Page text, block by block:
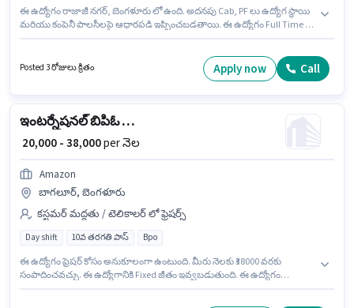
ఈ ఉద్యోగం రాజాజీ నగర్, బెంగళూరు లో ఉంది. అదనపు Cab, PF లు ఉద్యోగ స్థాయి
మరియు కంపెనీ పాలసీలపై ఆధారపడి ఇప్పించబడతాయి. ఈ ఉద్యోగం Full Time /
ఉంటుంది. మీరు నెలకు ₹38000 వరకు సంపాదించవచ్చు. దరఖాస్తుదారులు కనీసం 10వ
Posted 3 రోజులు క్రితం Apply now Call
ఇంటర్నేషనల్ బిపిఓ ఎగ్జిక్యూటివ్
₹ 20,000 - 38,000per నెల
Amazon
బాగలూర్, బెంగళూరు
కస్టమర్ మద్దతు / టెలికాలర్ లో ఫ్రెషర్స్
Day shift 10వ తరగతి పాస్ Bpo
ఈ ఉద్యోగం ఫ్రెషర్ కోసం అనుకూలంగా ఉంటుంది. మీరు నెలకు ₹38000 వరకు
సంపాదించవచ్చు. ఈ ఉద్యోగానికి Fixed జీతం ఇవ్వబడుతుంది. ఈ ఉద్యోగం